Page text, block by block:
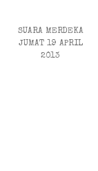
SUARA MERDEKA
JUMAT 19 APRIL
2013